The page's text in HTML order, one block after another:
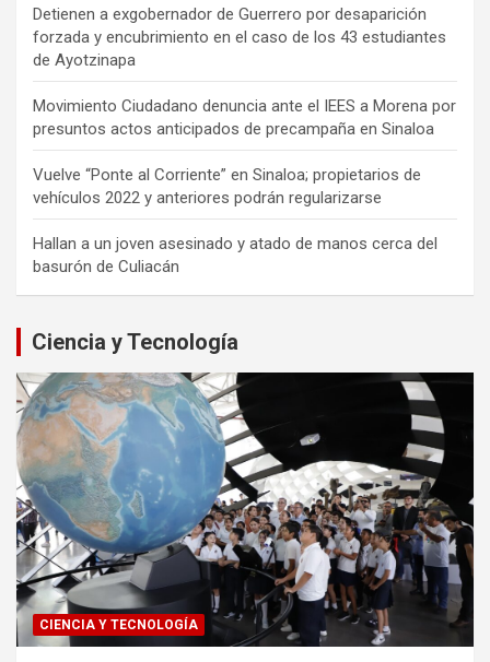
Detienen a exgobernador de Guerrero por desaparición
forzada y encubrimiento en el caso de los 43 estudiantes
de Ayotzinapa
Movimiento Ciudadano denuncia ante el IEES a Morena por
presuntos actos anticipados de precampaña en Sinaloa
Vuelve “Ponte al Corriente” en Sinaloa; propietarios de
vehículos 2022 y anteriores podrán regularizarse
Hallan a un joven asesinado y atado de manos cerca del
basurón de Culiacán
Ciencia y Tecnología
CIENCIA Y TECNOLOGÍA